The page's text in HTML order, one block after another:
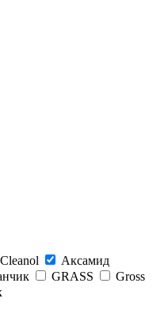
Cleanol
Аксамид
GRASS
Gross